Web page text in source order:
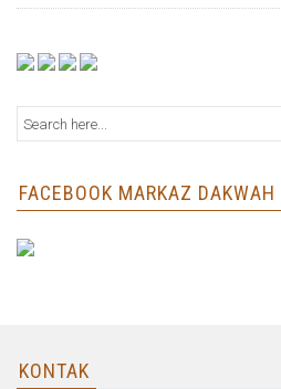
FACEBOOK MARKAZ DAKWAH
KONTAK